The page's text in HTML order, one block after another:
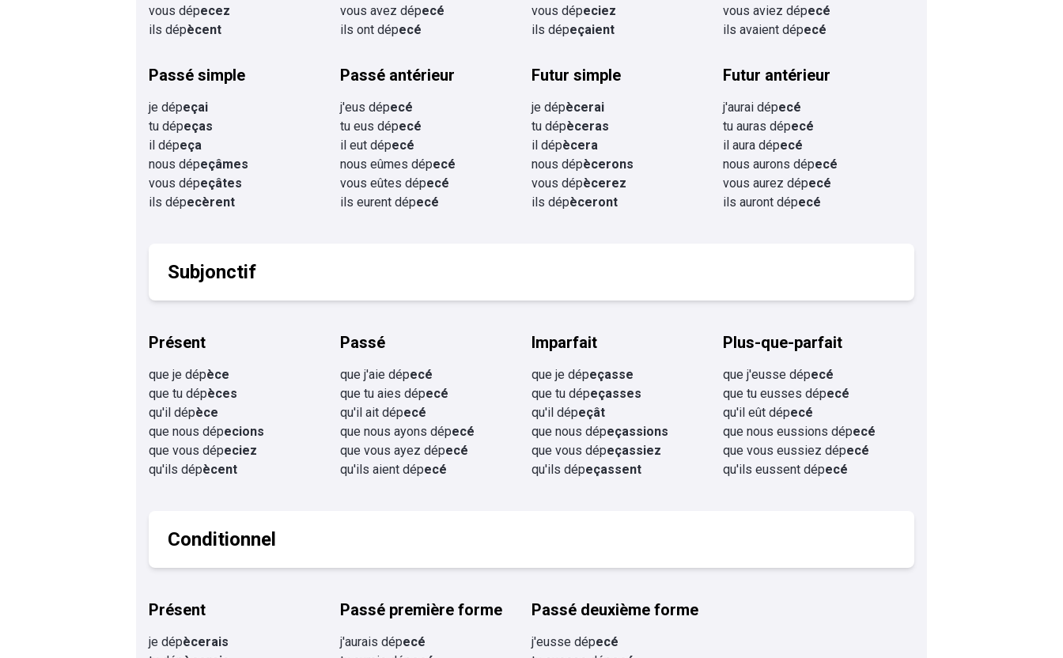
vous dépecez
ils dépècent
vous avez dépecé
ils ont dépecé
vous dépeciez
ils dépeçaient
vous aviez dépecé
ils avaient dépecé
Passé simple
je dépeçai
tu dépeças
il dépeça
nous dépeçâmes
vous dépeçâtes
ils dépecèrent
Passé antérieur
j'eus dépecé
tu eus dépecé
il eut dépecé
nous eûmes dépecé
vous eûtes dépecé
ils eurent dépecé
Futur simple
je dépècerai
tu dépèceras
il dépècera
nous dépècerons
vous dépècerez
ils dépèceront
Futur antérieur
j'aurai dépecé
tu auras dépecé
il aura dépecé
nous aurons dépecé
vous aurez dépecé
ils auront dépecé
Subjonctif
Présent
que je dépèce
que tu dépèces
qu'il dépèce
que nous dépecions
que vous dépeciez
qu'ils dépècent
Passé
que j'aie dépecé
que tu aies dépecé
qu'il ait dépecé
que nous ayons dépecé
que vous ayez dépecé
qu'ils aient dépecé
Imparfait
que je dépeçasse
que tu dépeçasses
qu'il dépeçât
que nous dépeçassions
que vous dépeçassiez
qu'ils dépeçassent
Plus-que-parfait
que j'eusse dépecé
que tu eusses dépecé
qu'il eût dépecé
que nous eussions dépecé
que vous eussiez dépecé
qu'ils eussent dépecé
Conditionnel
Présent
je dépècerais
Passé première forme
j'aurais dépecé
Passé deuxième forme
j'eusse dépecé